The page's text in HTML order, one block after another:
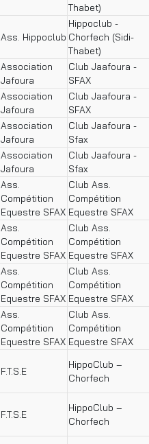
Thabet)
Ass. Hippoclub
Hippoclub -
Chorfech (Sidi-
Thabet)
Association
Jafoura
Club Jaafoura -
SFAX
Association
Jafoura
Club Jaafoura -
SFAX
Association
Jafoura
Club Jaafoura -
Sfax
Association
Jafoura
Club Jaafoura -
Sfax
Ass.
Compétition
Equestre SFAX
Club Ass.
Compétition
Equestre SFAX
Ass.
Compétition
Equestre SFAX
Club Ass.
Compétition
Equestre SFAX
Ass.
Compétition
Equestre SFAX
Club Ass.
Compétition
Equestre SFAX
Ass.
Compétition
Equestre SFAX
Club Ass.
Compétition
Equestre SFAX
F.T.S.E
HippoClub –
Chorfech
F.T.S.E
HippoClub –
Chorfech